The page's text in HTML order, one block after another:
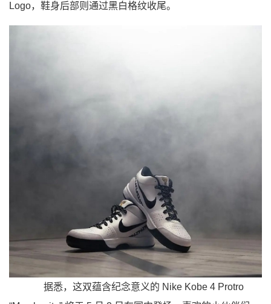
Logo，鞋身后部则通过黑白格纹收尾。
据悉，这双蕴含纪念意义的 Nike Kobe 4 Protro